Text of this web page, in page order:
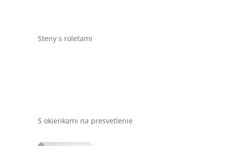
Steny s roletami
S okienkami na presvetlenie